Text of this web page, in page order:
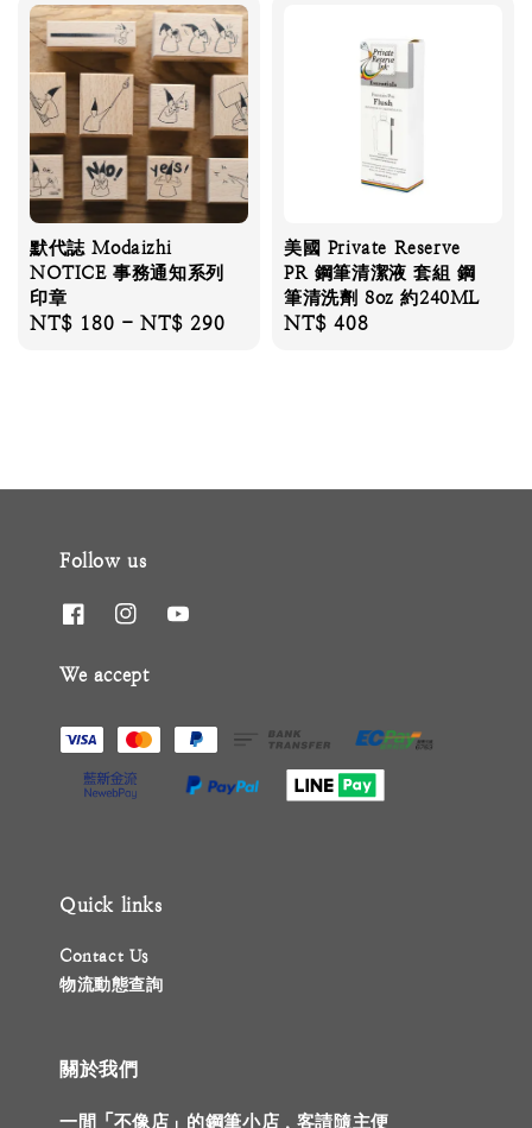
默代誌 Modaizhi
NOTICE 事務通知系列
印章
Regular
NT$ 180 -NT$ 290
美國 Private Reserve
PR 鋼筆清潔液 套組 鋼
筆清洗劑 8oz 約240ML
Regular
NT$ 408
Follow us
We accept
Quick links
Contact Us
物流動態查詢
關於我們
一間「不像店」的鋼筆小店，客請隨主便